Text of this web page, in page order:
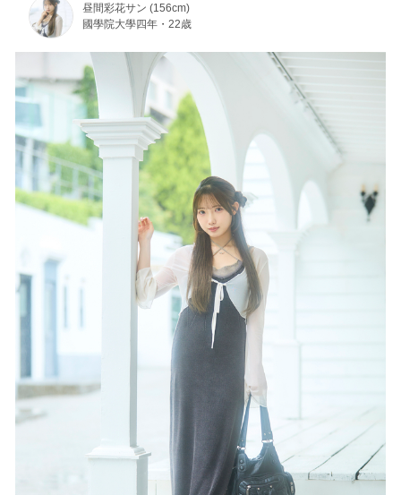
昼間彩花サン (156cm)
國學院大學四年・22歳